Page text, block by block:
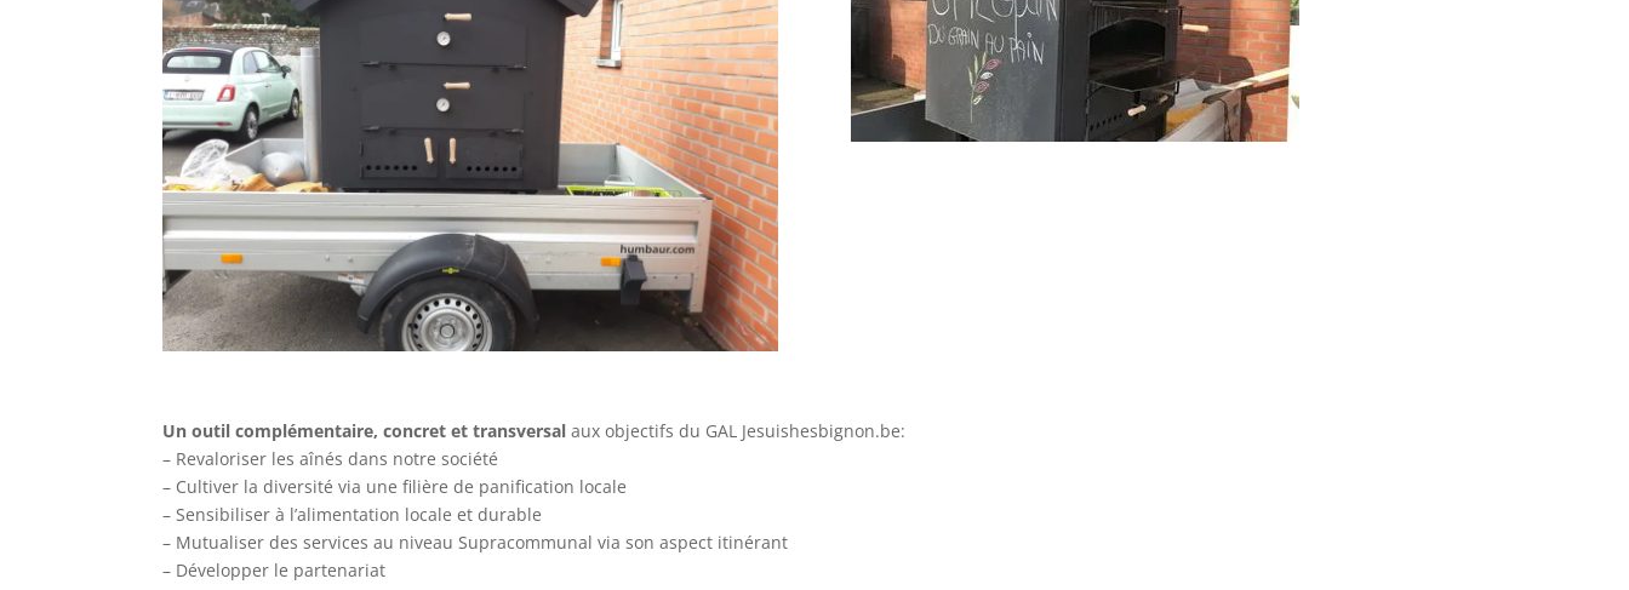
Un outil complémentaire, concret et transversal aux objectifs du GAL Jesuishesbignon.be:
– Revaloriser les aînés dans notre société
– Cultiver la diversité via une filière de panification locale
– Sensibiliser à l’alimentation locale et durable
– Mutualiser des services au niveau Supracommunal via son aspect itinérant
– Développer le partenariat